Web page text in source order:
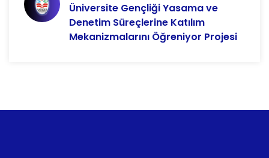
Üniversite Gençliği Yasama ve
Denetim Süreçlerine Katılım
Mekanizmalarını Öğreniyor Projesi